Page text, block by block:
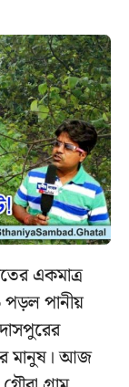
একমাত্র
পড়ল পানীয়
মানুষ। আজ